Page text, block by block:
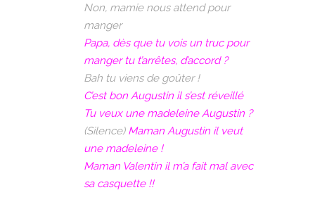
Non, mamie nous attend pour
manger
Papa, dès que tu vois un truc pour
manger tu t’arrêtes, d’accord ?
Bah tu viens de goûter !
C’est bon Augustin il s’est réveillé
Tu veux une madeleine Augustin ?
(Silence) Maman Augustin il veut
une madeleine !
Maman Valentin il m’a fait mal avec
sa casquette !!